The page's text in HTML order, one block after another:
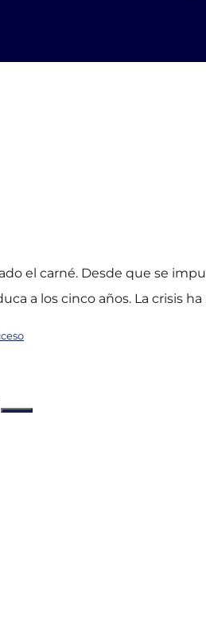
el carné. Desde que se
a los cinco años. La crisis